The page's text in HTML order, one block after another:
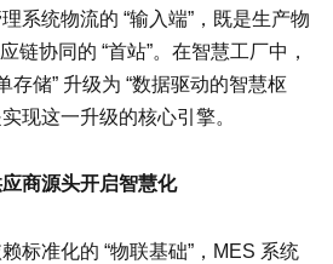
系统物流的 “输入端”，既是生产物
链协同的 “首站”。在智慧工厂中，
存储” 升级为 “数据驱动的智慧枢
现这一升级的核心引擎。
商源头开启智慧化
标准化的 “物联基础”，MES 系统